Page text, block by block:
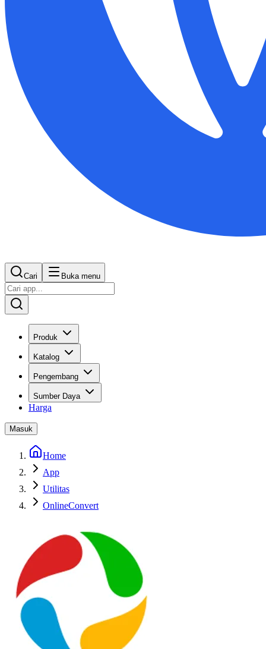
Cari Buka menu
Produk
Katalog
Pengembang
Sumber Daya
Harga
Masuk
Home
App
Utilitas
OnlineConvert